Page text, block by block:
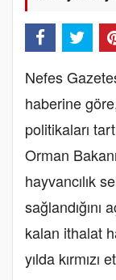
Nefes
haberine
politikaları
Orman
hayvancılık
sağlandığını
kalan ithalat
yılda kırmızı